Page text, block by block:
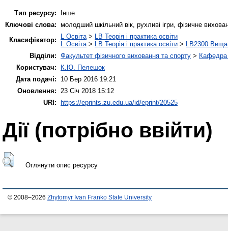
Тип ресурсу:
Інше
Ключові слова: молодший шкільний вік, рухливі ігри, фізичне
Класифікатор:
L Освіта > LB Теорія і практика освіти
L Освіта > LB Теорія і практика освіти > LB2300 Вища
Відділи: Факультет фізичного виховання та спорту > Кафедра
Користувач:
К.Ю. Пелешок
Дата подачі:
10 Бер 2016 19:21
Оновлення:
23 Січ 2018 15:12
URI: https://eprints.zu.edu.ua/id/eprint/20525
Дії ​​(потрібно ввійти)
Оглянути опис ресурсу
© 2008–2026 Zhytomyr Ivan Franko State University